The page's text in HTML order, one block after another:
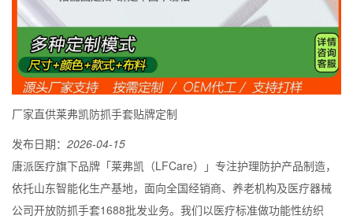
厂家直供莱弗凯防抓手套贴牌定制
发布日期： 2026-04-15
唐派医疗旗下品牌「莱弗凯（LFCare）」专注护理防护产品制造，
依托山东智能化生产基地，面向全国经销商、养老机构及医疗器械
公司开放防抓手套1688批发业务。我们以医疗标准做功能性纺织